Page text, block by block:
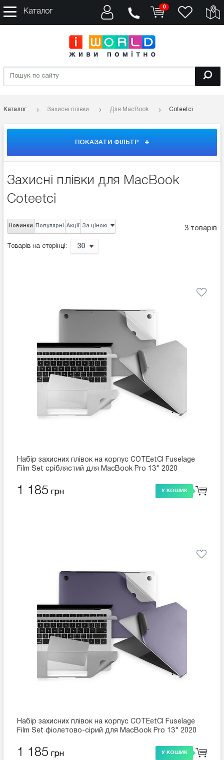
Каталог
0
Каталог Захисні плівки Для MacBook Coteetci
ПОКАЗАТИ ФІЛЬТР
Захисні плівки для MacBook
Coteetci
3 товарів
Новинки Популярні Акції За ціною
Товарів на сторінці: 30
Набір захисних плівок на корпус COTEetCI Fuselage
Film Set сріблястий для MacBook Pro 13" 2020
1 185 грн У КОШИК
Набір захисних плівок на корпус COTEetCI Fuselage
Film Set фіолетово-сірий для MacBook Pro 13" 2020
1 185 грн У КОШИК